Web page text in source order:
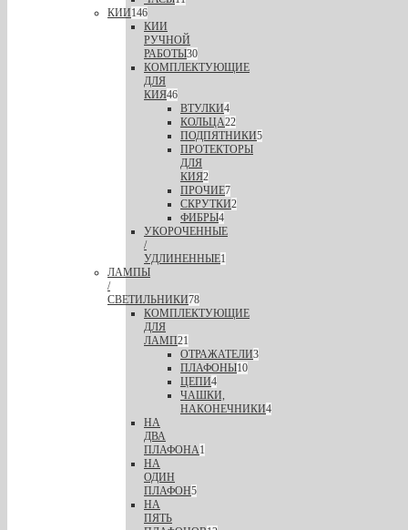
КИИ146
КИИ
РУЧНОЙ
РАБОТЫ30
КОМПЛЕКТУЮЩИЕ
ДЛЯ
КИЯ46
ВТУЛКИ4
КОЛЬЦА22
ПОДПЯТНИКИ5
ПРОТЕКТОРЫ
ДЛЯ
КИЯ2
ПРОЧИЕ7
СКРУТКИ2
ФИБРЫ4
УКОРОЧЕННЫЕ
/
УДЛИНЕННЫЕ1
ЛАМПЫ
/
СВЕТИЛЬНИКИ78
КОМПЛЕКТУЮЩИЕ
ДЛЯ
ЛАМП21
ОТРАЖАТЕЛИ3
ПЛАФОНЫ10
ЦЕПИ4
ЧАШКИ,
НАКОНЕЧНИКИ4
НА
ДВА
ПЛАФОНА1
НА
ОДИН
ПЛАФОН5
НА
ПЯТЬ